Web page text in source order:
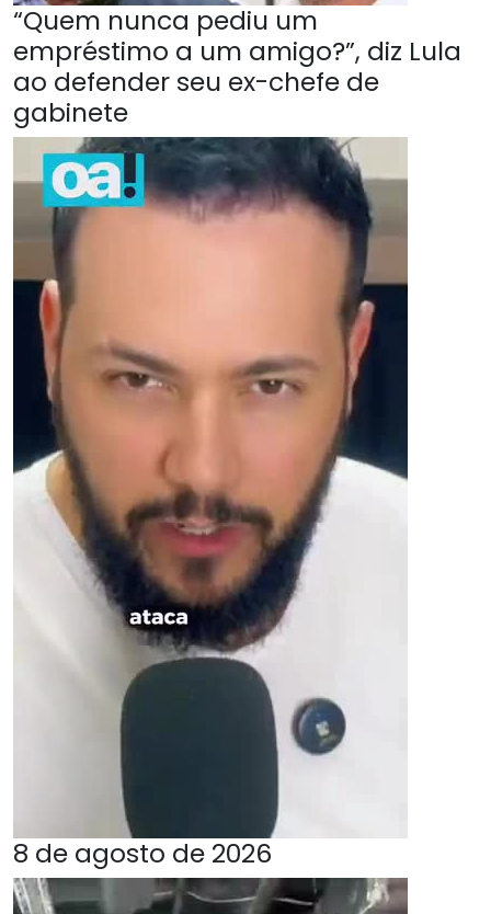
“Quem nunca pediu um
empréstimo a um amigo?”, diz Lula
ao defender seu ex-chefe de
gabinete
8 de agosto de 2026